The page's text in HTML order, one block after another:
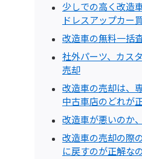
少しでの高く改造
ドレスアップカー
改造車の無料一括
社外パーツ、カス
売却
改造車の売却は、
中古車店のどれが
改造車が悪いのか
改造車の売却の際
に戻すのが正解な